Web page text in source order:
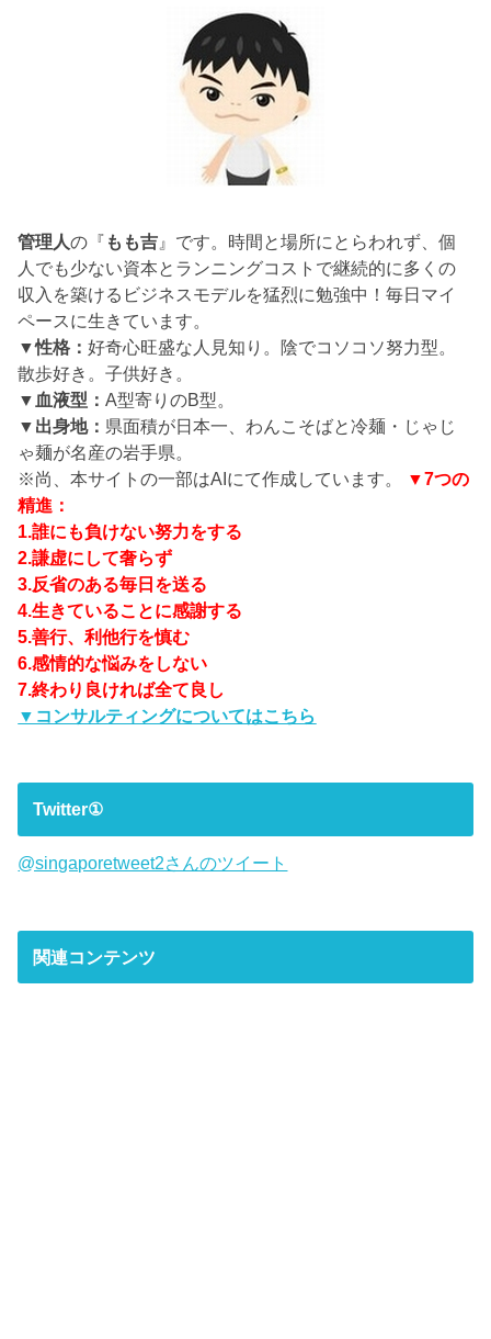
管理人の『 もも吉 』です。時間と場所にとらわれず、個
人でも少ない資本とランニングコストで継続的に多くの
収入を築けるビジネスモデルを猛烈に勉強中！毎日マイ
ペースに生きています。
▼性格：好奇心旺盛な人見知り。陰でコソコソ努力型。
散歩好き。子供好き。
▼血液型：A型寄りのB型。
▼出身地： 県面積が日本一、わんこそばと冷麺・じゃじ
ゃ麺が名産の岩手県。
※尚、本サイトの一部はAIにて作成しています。
▼7つの
精進：
1.誰にも負けない努力をする
2.謙虚にして奢らず
3.反省のある毎日を送る
4.生きていることに感謝する
5.善行、利他行を慎む
6.感情的な悩みをしない
7.終わり良ければ全て良し
▼コンサルティングについてはこちら
Twitter①
@singaporetweet2さんのツイート
関連コンテンツ